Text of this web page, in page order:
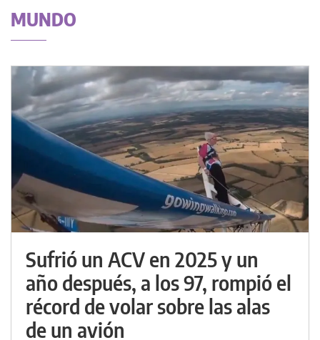
MUNDO
Sufrió un ACV en 2025 y un
año después, a los 97, rompió el
récord de volar sobre las alas
de un avión